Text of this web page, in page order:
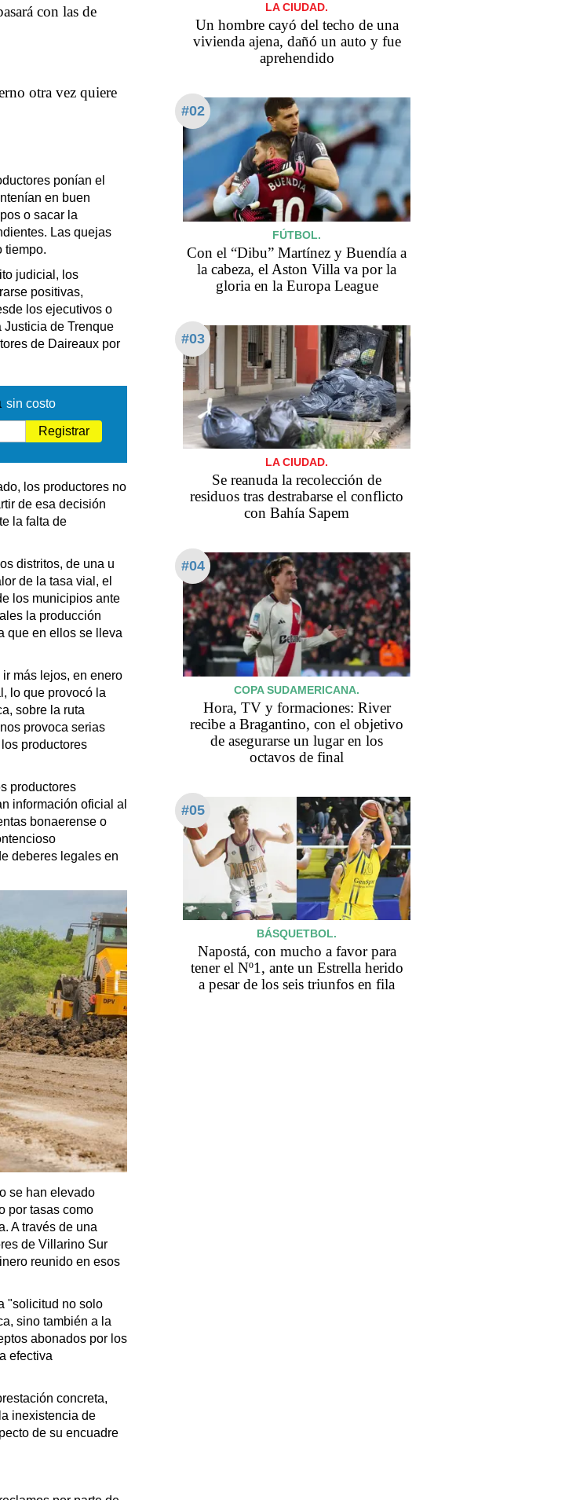
con las de
otra vez quiere
ponían el
en buen
o sacar la
Las quejas
tiempo.
judicial, los
positivas,
los ejecutivos o
Justicia de Trenque
de Daireaux por
sin costo
Registrar
los productores no
de esa decisión
la falta de
distritos, de una u
de la tasa vial, el
los municipios ante
la producción
que en ellos se lleva
más lejos, en enero
lo que provocó la
sobre la ruta
provoca serias
productores
productores
información oficial al
bonaerense o
deberes legales en
se han elevado
por tasas como
A través de una
de Villarino Sur
reunido en esos
"solicitud no solo
sino también a la
abonados por los
efectiva
concreta,
inexistencia de
de su encuadre
LA CIUDAD.
Un hombre cayó del techo de una
vivienda ajena, dañó un auto y fue
aprehendido
#02
FÚTBOL.
Con el “Dibu” Martínez y Buendía a
la cabeza, el Aston Villa va por la
gloria en la Europa League
#03
LA CIUDAD.
Se reanuda la recolección de
residuos tras destrabarse el conflicto
con Bahía Sapem
#04
COPA SUDAMERICANA.
Hora, TV y formaciones: River
recibe a Bragantino, con el objetivo
de asegurarse un lugar en los
octavos de final
#05
BÁSQUETBOL.
Napostá, con mucho a favor para
tener el Nº1, ante un Estrella herido
a pesar de los seis triunfos en fila